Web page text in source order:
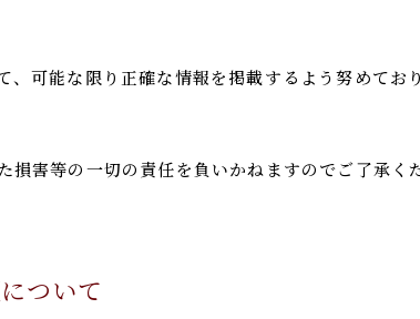
、可能な限り正確な情報を掲載するよう努めて
害等の一切の責任を負いかねますのでご了承く
ついて